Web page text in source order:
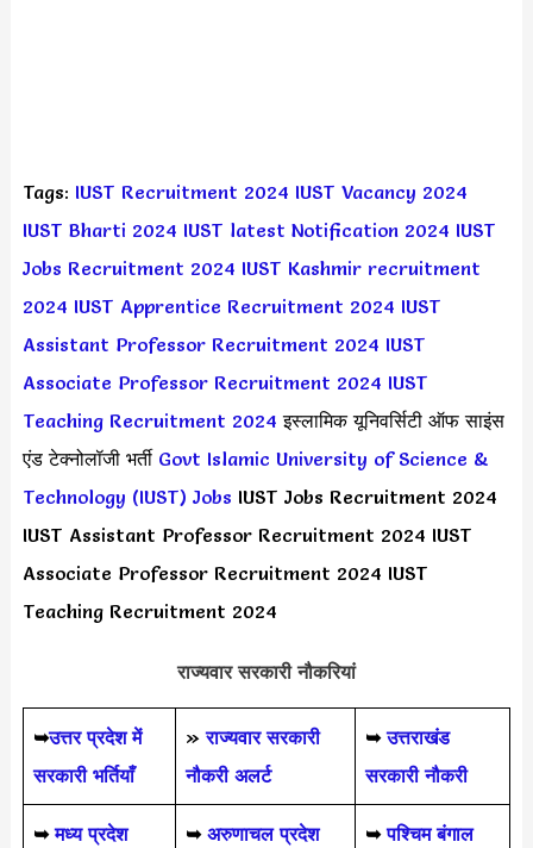
Tags: IUST Recruitment 2024 IUST Vacancy 2024
IUST Bharti 2024 IUST latest Notification 2024 IUST
Jobs Recruitment 2024 IUST Kashmir recruitment
2024 IUST Apprentice Recruitment 2024 IUST
Assistant Professor Recruitment 2024 IUST
Associate Professor Recruitment 2024 IUST
Teaching Recruitment 2024 इस्लामिक यूनिवर्सिटी ऑफ साइंस
एंड टेक्नोलॉजी भर्ती Govt Islamic University of Science &
Technology (IUST) Jobs IUST Jobs Recruitment 2024
IUST Assistant Professor Recruitment 2024 IUST
Associate Professor Recruitment 2024 IUST
Teaching Recruitment 2024
राज्यवार सरकारी नौकरियां
➥उत्तर प्रदेश में
सरकारी भर्तियाँ
»राज्यवार सरकारी
नौकरी अलर्ट
➥ उत्तराखंड
सरकारी नौकरी
➥ मध्य प्रदेश
➥ अरुणाचल प्रदेश
➥ पश्चिम बंगाल